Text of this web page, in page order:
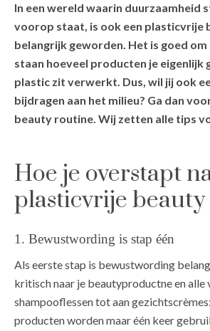
In een wereld waarin duurzaamheid
voorop staat, is ook een plasticvrije
belangrijk geworden. Het is goed
staan hoeveel producten je eigenlijk
plastic zit verwerkt. Dus, wil jij ook
bijdragen aan het milieu? Ga dan
beauty routine. Wij zetten alle tips
Hoe je overstapt
plasticvrije
1. Bewustwording is stap één
Als eerste stap is bewustwording
kritisch naar je beautyproductne en alle
shampooflessen tot aan
producten worden maar één keer